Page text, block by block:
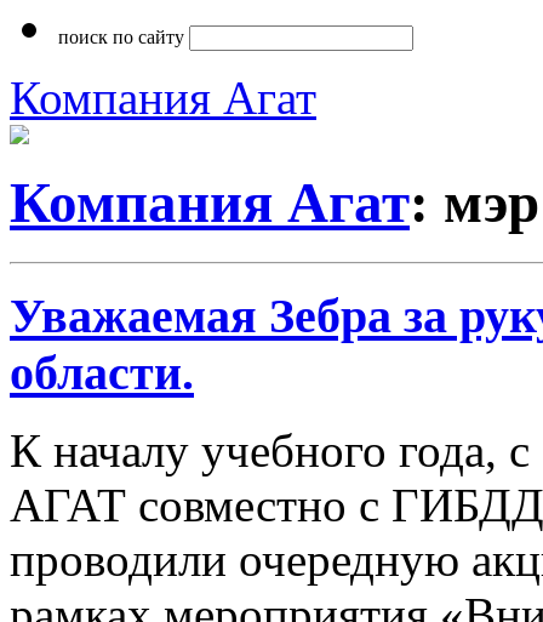
поиск по сайту
Компания Агат
Компания Агат: мэр
Уважаемая Зебра за
области.
К началу учебного года,
АГАТ совместно с ГИБДД
проводили очередную